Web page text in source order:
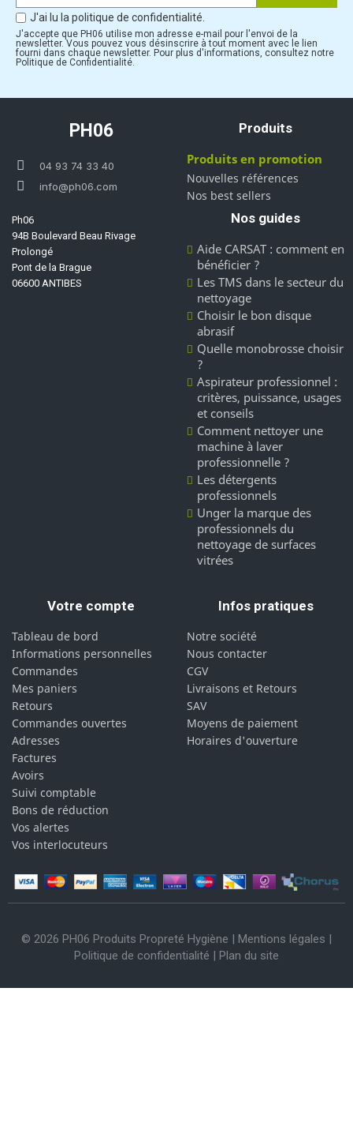
J'ai lu la politique de confidentialité.
J'accepte que PH06 utilise mon adresse e-mail pour l'envoi de la
newsletter. Vous pouvez vous désinscrire à tout moment avec le lien
fourni dans chaque newsletter. Pour plus d'informations, consultez notre
Politique de Confidentialité.
PH06
04 93 74 33 40
info@ph06.com
Ph06
94B Boulevard Beau Rivage
Prolongé
Pont de la Brague
06600 ANTIBES
Produits
Produits en promotion
Nouvelles références
Nos best sellers
Nos guides
Aide CARSAT : comment en
bénéficier ?
Les TMS dans le secteur du
nettoyage
Choisir le bon disque
abrasif
Quelle monobrosse choisir
?
Aspirateur professionnel :
critères, puissance, usages
et conseils
Comment nettoyer une
machine à laver
professionnelle ?
Les détergents
professionnels
Unger la marque des
professionnels du
nettoyage de surfaces
vitrées
Votre compte
Tableau de bord
Informations personnelles
Commandes
Mes paniers
Retours
Commandes ouvertes
Adresses
Factures
Avoirs
Suivi comptable
Bons de réduction
Vos alertes
Vos interlocuteurs
Infos pratiques
Notre société
Nous contacter
CGV
Livraisons et Retours
SAV
Moyens de paiement
Horaires d'ouverture
© 2026 PH06 Produits Propreté Hygiène | Mentions légales |
Politique de confidentialité | Plan du site